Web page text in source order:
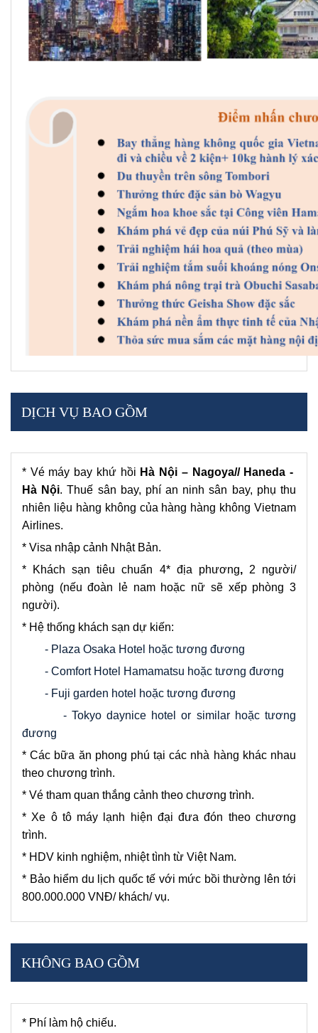
DỊCH VỤ BAO GỒM
* Vé máy bay khứ hồi Hà Nội – Nagoya// Haneda -
Hà Nội. Thuế sân bay, phí an ninh sân bay, phụ thu
nhiên liệu hàng không của hàng hàng không Vietnam
Airlines.
* Visa nhập cảnh Nhật Bản.
* Khách sạn tiêu chuẩn 4* địa phương, 2 người/
phòng (nếu đoàn lẻ nam hoặc nữ sẽ xếp phòng 3
người).
* Hệ thống khách sạn dự kiến:
- Plaza Osaka Hotel hoặc tương đương
- Comfort Hotel Hamamatsu hoặc tương đương
- Fuji garden hotel hoặc tương đương
- Tokyo daynice hotel or similar hoặc tương
đương
* Các bữa ăn phong phú tại các nhà hàng khác nhau
theo chương trình.
* Vé tham quan thắng cảnh theo chương trình.
* Xe ô tô máy lạnh hiện đại đưa đón theo chương
trình.
* HDV kinh nghiệm, nhiệt tình từ Việt Nam.
* Bảo hiểm du lịch quốc tế với mức bồi thường lên tới
800.000.000 VNĐ/ khách/ vụ.
KHÔNG BAO GỒM
* Phí làm hộ chiếu.